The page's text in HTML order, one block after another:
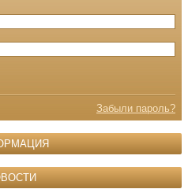
Забыли пароль?